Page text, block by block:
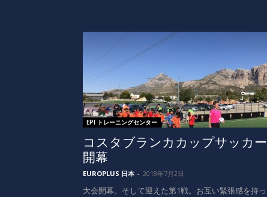
EPI トレーニングセンター
コスタブランカカップサッカー
開幕
EUROPLUS 日本 - 2018年7月2日
大会開幕。そして迎えた第1戦。お互い緊張感を持っ